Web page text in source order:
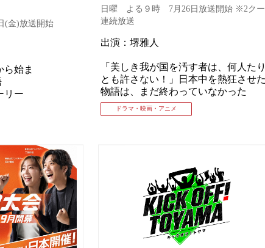
金)放送開始
ら始ま
リー
日曜 よる９時 7月26日放送開始 ※2ク
連続放送
出演：堺雅人
「美しき我が国を汚す者は、何人たり
とも許さない！」日本中を熱狂させた
物語は、まだ終わっていなかった
ドラマ・映画・アニメ